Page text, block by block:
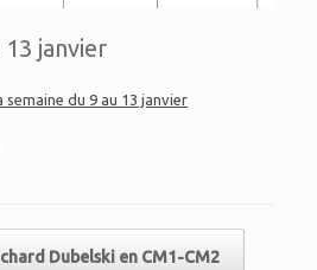
13 janvier
semaine du 9 au 13 janvier
Dubelski en CM1-CM2